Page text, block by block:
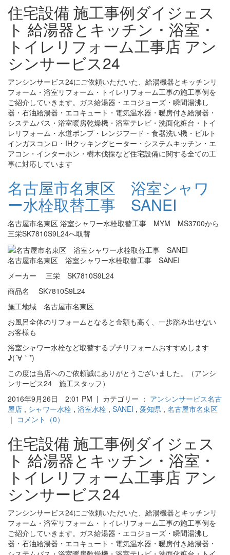
住宅設備 施工事例ダイジェス
ト 給湯器とキッチン・浴室・
トイレリフォーム工事店 アン
シンサービス24
アンシンサービス24にご依頼いただいた、給湯機器とキッチンリ
フォーム・浴室リフォーム・トイレリフォーム工事の施工事例を
ご紹介していきます。ガス給湯器・エコジョーズ・瞬間湯沸し
器・石油給湯器・エコキュート・電気温水器・暖房付き給湯器・
システムバス・浴室暖房乾燥機・浴室テレビ・洗面化粧台・トイ
レリフォーム・水道ポンプ・レンジフード・食器洗い機・ビルト
インガスコンロ・IHクッキングヒーター・システムキッチン・エ
アコン・インターホン・樹木伐採など住宅設備に関する全ての工
事に対応しています
名古屋市名東区 浴室シャワ
ー水栓取替工事 SANEI
名古屋市名東区 浴室シャワー水栓取替工事 MYM MS3700から
三栄SK7810S9L24へ取替
名古屋市名東区 浴室シャワー水栓取替工事 SANEI
メーカー 三栄 SK7810S9L24
商品名 SK7810S9L24
施工地域 名古屋市名東区
お風呂全体のリフォームとなると金額も高く、一歩踏み出せない
お客様も
浴室シャワー水栓など取替するプチリフォームおすすめします
♪(´∀｀*)
この度は当店へのご依頼誠にありがとうございました。（アンシ
ンサービス24 施工スタッフ）
2016年9月26日 2:01 PM | カテゴリー ： アンシンサービス名古
屋店 , シャワー水栓 , 浴室水栓 , SANEI , 愛知県 , 名古屋市名東区
｜ コメント（0）
住宅設備 施工事例ダイジェス
ト 給湯器とキッチン・浴室・
トイレリフォーム工事店 アン
シンサービス24
アンシンサービス24にご依頼いただいた、給湯機器とキッチンリ
フォーム・浴室リフォーム・トイレリフォーム工事の施工事例を
ご紹介していきます。ガス給湯器・エコジョーズ・瞬間湯沸し
器・石油給湯器・エコキュート・電気温水器・暖房付き給湯器・